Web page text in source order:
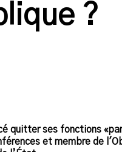
?
quitter ses fonctions
et membre de